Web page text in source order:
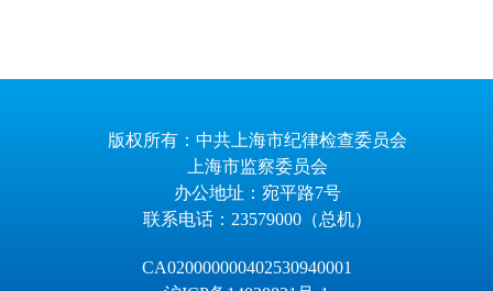
版权所有：中共上海市纪律检查委员会
上海市监察委员会
办公地址：宛平路7号
联系电话：23579000（总机）
CA020000000402530940001